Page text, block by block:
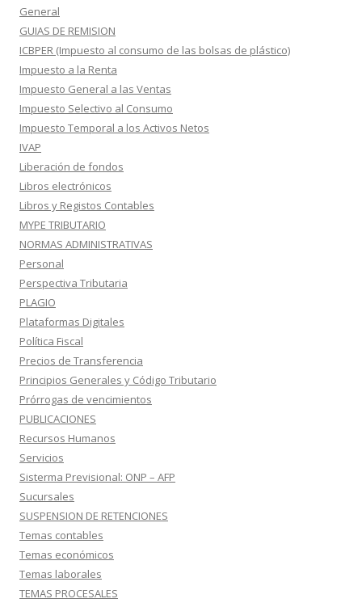
General
GUIAS DE REMISION
ICBPER (Impuesto al consumo de las bolsas de plástico)
Impuesto a la Renta
Impuesto General a las Ventas
Impuesto Selectivo al Consumo
Impuesto Temporal a los Activos Netos
IVAP
Liberación de fondos
Libros electrónicos
Libros y Registos Contables
MYPE TRIBUTARIO
NORMAS ADMINISTRATIVAS
Personal
Perspectiva Tributaria
PLAGIO
Plataformas Digitales
Política Fiscal
Precios de Transferencia
Principios Generales y Código Tributario
Prórrogas de vencimientos
PUBLICACIONES
Recursos Humanos
Servicios
Sisterma Previsional: ONP – AFP
Sucursales
SUSPENSION DE RETENCIONES
Temas contables
Temas económicos
Temas laborales
TEMAS PROCESALES